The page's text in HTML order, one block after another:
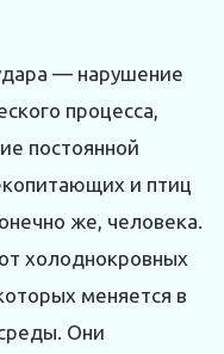
— нарушение
процесса,
постоянной
и птиц
же, человека.
холоднокровных
меняется в
Они